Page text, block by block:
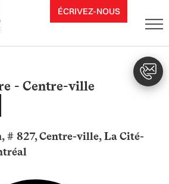
ÉCRIVEZ-NOUS
- Centre-ville
# 827, Centre-ville, La Cité-